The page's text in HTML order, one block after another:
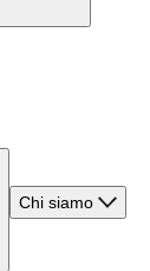
Chi siamo